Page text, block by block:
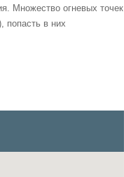
Множество огневых точек
попасть в них